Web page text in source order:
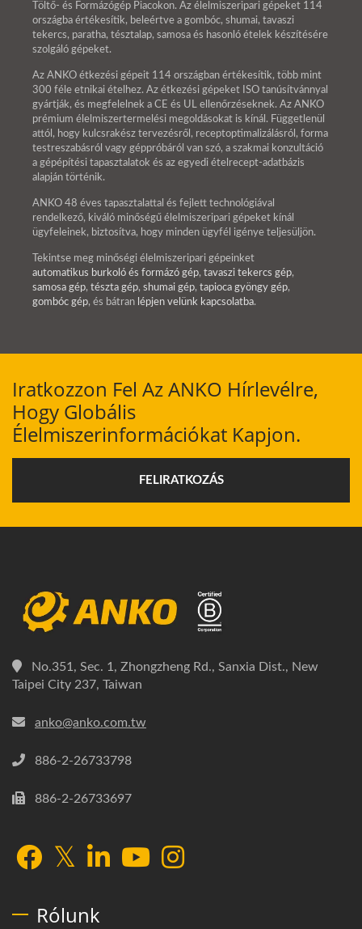
Töltő- és Formázógép Piacokon. Az élelmiszeripari gépeket 114
országba értékesítik, beleértve a gombóc, shumai, tavaszi
tekercs, paratha, tésztalap, samosa és hasonló ételek készítésére
szolgáló gépeket.
Az ANKO étkezési gépeit 114 országban értékesítik, több mint
300 féle etnikai ételhez. Az étkezési gépeket ISO tanúsítvánnyal
gyártják, és megfelelnek a CE és UL ellenőrzéseknek. Az ANKO
prémium élelmiszertermelési megoldásokat is kínál. Függetlenül
attól, hogy kulcsrakész tervezésről, receptoptimalizálásról, forma
testreszabásról vagy géppróbáról van szó, a szakmai konzultáció
a gépépítési tapasztalatok és az egyedi ételrecept-adatbázis
alapján történik.
ANKO 48 éves tapasztalattal és fejlett technológiával
rendelkező, kiváló minőségű élelmiszeripari gépeket kínál
ügyfeleinek, biztosítva, hogy minden ügyfél igénye teljesüljön.
Tekintse meg minőségi élelmiszeripari gépeinket
automatikus burkoló és formázó gép, tavaszi tekercs gép,
samosa gép, tészta gép, shumai gép, tapioca gyöngy gép,
gombóc gép, és bátran lépjen velünk kapcsolatba.
Iratkozzon Fel Az ANKO Hírlevélre,
Hogy Globális
Élelmiszerinformációkat Kapjon.
FELIRATKOZÁS
No.351, Sec. 1, Zhongzheng Rd., Sanxia Dist., New
Taipei City 237, Taiwan
anko@anko.com.tw
886-2-26733798
886-2-26733697
Rólunk